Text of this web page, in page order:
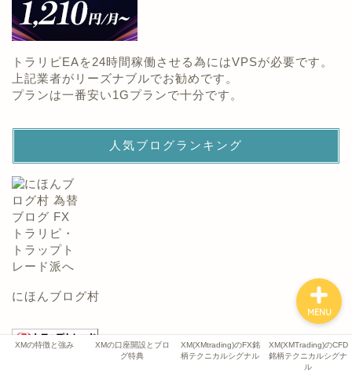
トラリピEAを24時間稼働させる為にはVPSが必要です。
上記業者がリーズナブルでお勧めです。
プランは一番安い1Gプランで十分です。
人気ブログランキング
にほんブログ村
XMの特徴と強み
XMの口座開設とブロ
グ特典
XM(XMtrading)のFX銘
柄テクニカルシグナル
XM(XMTrading)のCFD
銘柄テクニカルシグナ
ル
MENU
XMの口座開設とブログ特
XM(XMtrading)のFX銘柄
テクニカルシグナル